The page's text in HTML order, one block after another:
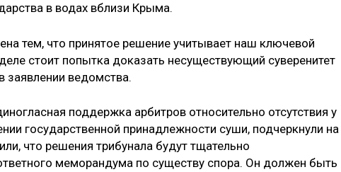
в водах вблизи Крыма.
тем, что принятое решение учитывает наш ключевой
стоит попытка доказать несуществующий суверенитет
ведомства.
поддержка арбитров относительно отсутствия у
государственной принадлежности суши, подчеркнули на
что решения трибунала будут тщательно
меморандума по существу спора. Он должен быть